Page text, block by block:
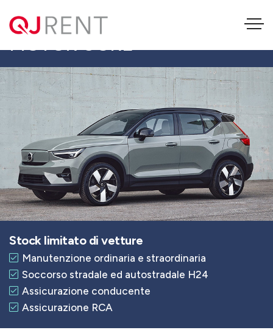
VOLVO EX40 SINGLE
MOTOR CORE
Stock limitato di vetture
Manutenzione ordinaria e straordinaria
Soccorso stradale ed autostradale H24
Assicurazione conducente
Assicurazione RCA